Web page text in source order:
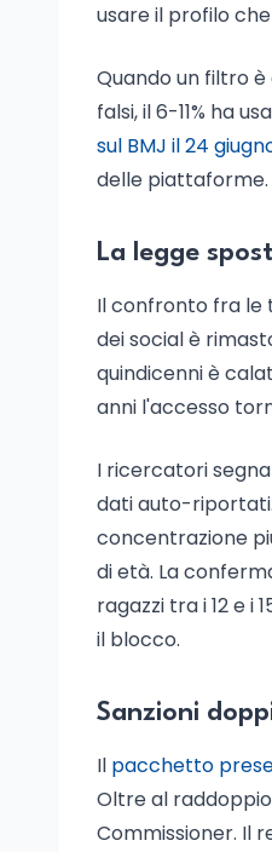
usare il profilo
Quando un filtro
falsi, il 6-11% ha
sul BMJ il 24
delle piattaforme.
La legge
Il confronto fra le
dei social è
quindicenni è
anni l'accesso
I ricercatori
dati auto-
concentrazione
di età. La
ragazzi tra i 12 e
il blocco.
Sanzioni
Il pacchetto
Oltre al
Commissioner. Il